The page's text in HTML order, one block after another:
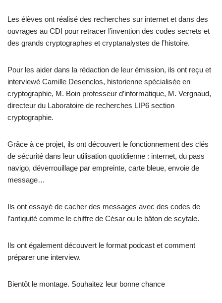
Les élèves ont réalisé des recherches sur internet et dans des
ouvrages au CDI pour retracer l’invention des codes secrets et
des grands cryptographes et cryptanalystes de l’histoire.
Pour les aider dans la rédaction de leur émission, ils ont reçu et
interviewé Camille Desenclos, historienne spécialisée en
cryptographie, M. Boin professeur d’informatique, M. Vergnaud,
directeur du Laboratoire de recherches LIP6 section
cryptographie.
Grâce à ce projet, ils ont découvert le fonctionnement des clés
de sécurité dans leur utilisation quotidienne : internet, du pass
navigo, déverrouillage par empreinte, carte bleue, envoie de
message…
Ils ont essayé de cacher des messages avec des codes de
l’antiquité comme le chiffre de César ou le bâton de scytale.
Ils ont également découvert le format podcast et comment
préparer une interview.
Bientôt le montage. Souhaitez leur bonne chance